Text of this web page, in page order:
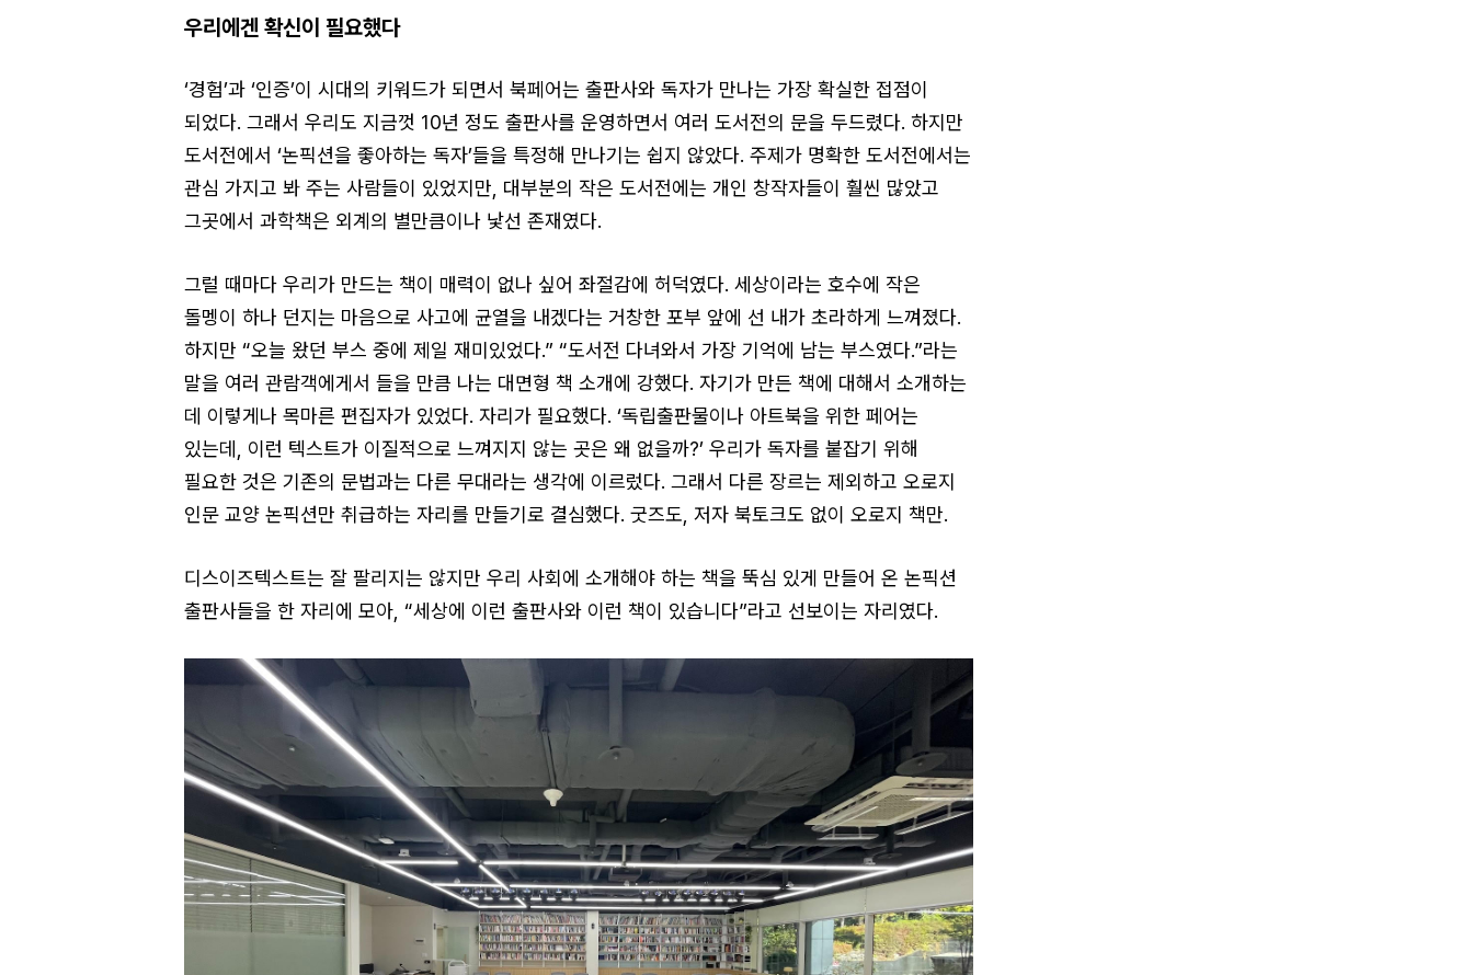
우리에겐 확신이 필요했다
‘경험’과 ‘인증’이 시대의 키워드가 되면서 북페어는 출판사와 독자가 만나는 가장 확실한 접점이
되었다. 그래서 우리도 지금껏 10년 정도 출판사를 운영하면서 여러 도서전의 문을 두드렸다. 하지만
도서전에서 ‘논픽션을 좋아하는 독자’들을 특정해 만나기는 쉽지 않았다. 주제가 명확한 도서전에서는
관심 가지고 봐 주는 사람들이 있었지만, 대부분의 작은 도서전에는 개인 창작자들이 훨씬 많았고
그곳에서 과학책은 외계의 별만큼이나 낯선 존재였다.
그럴 때마다 우리가 만드는 책이 매력이 없나 싶어 좌절감에 허덕였다. 세상이라는 호수에 작은
돌멩이 하나 던지는 마음으로 사고에 균열을 내겠다는 거창한 포부 앞에 선 내가 초라하게 느껴졌다.
하지만 “오늘 왔던 부스 중에 제일 재미있었다.” “도서전 다녀와서 가장 기억에 남는 부스였다.”라는
말을 여러 관람객에게서 들을 만큼 나는 대면형 책 소개에 강했다. 자기가 만든 책에 대해서 소개하는
데 이렇게나 목마른 편집자가 있었다. 자리가 필요했다. ‘독립출판물이나 아트북을 위한 페어는
있는데, 이런 텍스트가 이질적으로 느껴지지 않는 곳은 왜 없을까?’ 우리가 독자를 붙잡기 위해
필요한 것은 기존의 문법과는 다른 무대라는 생각에 이르렀다. 그래서 다른 장르는 제외하고 오로지
인문 교양 논픽션만 취급하는 자리를 만들기로 결심했다. 굿즈도, 저자 북토크도 없이 오로지 책만.
디스이즈텍스트는 잘 팔리지는 않지만 우리 사회에 소개해야 하는 책을 뚝심 있게 만들어 온 논픽션
출판사들을 한 자리에 모아, “세상에 이런 출판사와 이런 책이 있습니다”라고 선보이는 자리였다.